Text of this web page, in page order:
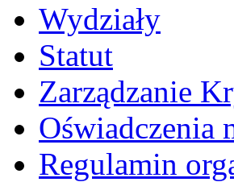
Wydziały
Statut
Zarządzanie
Oświadczenia
Regulamin